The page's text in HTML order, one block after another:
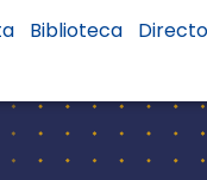
Biblioteca